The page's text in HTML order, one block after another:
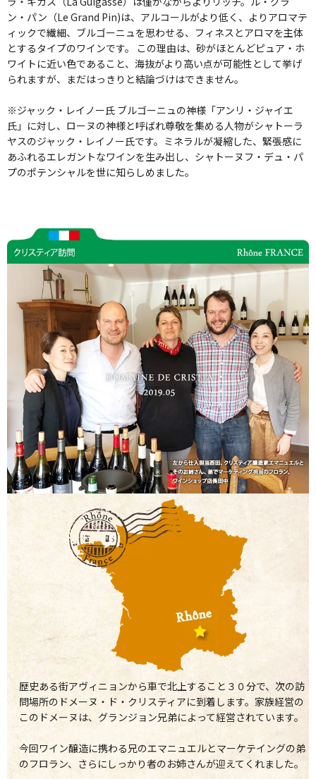
ン・パン（Le Grand Pin)は、アルコールがより低く、よりアロマテ
ィックで繊細、ブルゴーニュを思わせる、フィネスとアロマを主体
とするタイプのワインです。 この理由は、砂がほとんどピュア・ホ
ワイトに近い色であること、海抜がより高い点が可能性として挙げ
られますが、まだはっきりと結論づけはできません。
※ジャック・レイノー氏 ブルゴーニュの神様「アンリ・ジャイエ
氏」に対し、ローヌの神様と呼ばれ尊敬を集める人物がシャトーラ
ヤスのジャック・レイノー氏です。ミネラルが凝縮した、緊張感に
あふれるエレガントなワインを生み出し、シャトーヌフ・デュ・パ
プのポテンシャルを世に知らしめました。
歴史ある街アヴィニョンから車で北上すること３０分で、次の訪
問場所のドメーヌ・ド・クリスティアに到着します。家族経営の
このドメーヌは、グランジョン兄弟によって経営されています。
今回ワイン醸造に携わる兄のエマニュエルとマーケテイングの弟
のフロラン、さらにしっかり者のお姉さんが迎えてくれました。